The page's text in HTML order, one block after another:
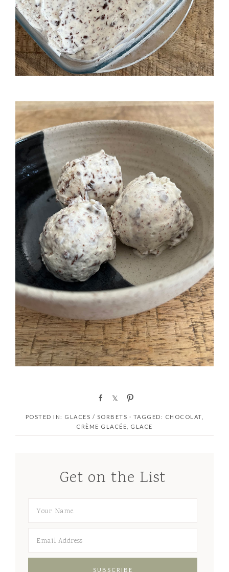
a
r
a
r
n
POSTED IN: GLACES / SORBETS · TAGGED: CHOCOLAT
CRÈME GLACÉE
GLACE
Get on the List